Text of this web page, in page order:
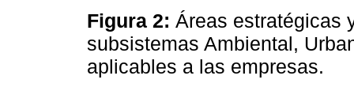
Figura 2: Áreas estratégicas
subsistemas Ambiental,
aplicables a las empresas.